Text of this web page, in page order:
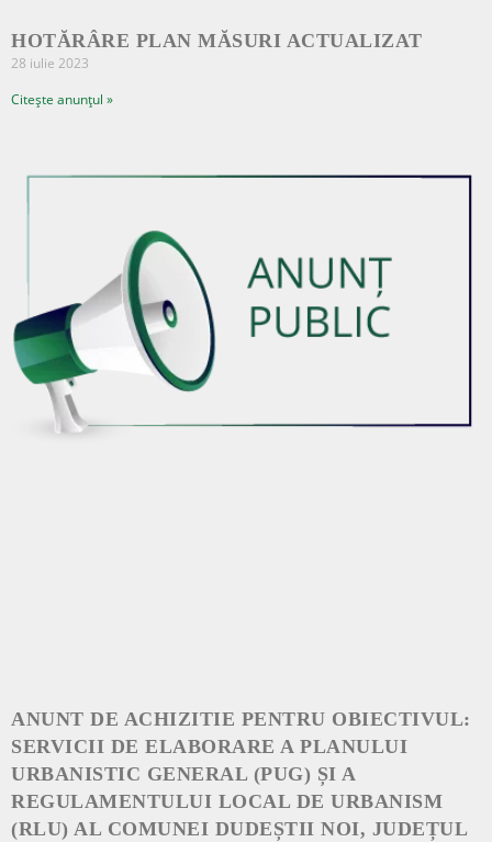
HOTĂRÂRE PLAN MĂSURI ACTUALIZAT
28 iulie 2023
Citește anunțul »
ANUNT DE ACHIZITIE PENTRU OBIECTIVUL:
SERVICII DE ELABORARE A PLANULUI
URBANISTIC GENERAL (PUG) ȘI A
REGULAMENTULUI LOCAL DE URBANISM
(RLU) AL COMUNEI DUDEȘTII NOI, JUDEȚUL